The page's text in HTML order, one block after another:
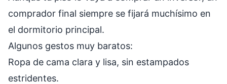
comprador final siempre se fijará muchísimo en
el dormitorio principal.
Algunos gestos muy baratos:
Ropa de cama clara y lisa, sin estampados
estridentes.